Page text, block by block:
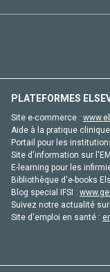
PLATEFORMES
Site e-commerce :
Aide à la pratique
Portail pour les
Site d'information sur
E-learning pour les
Bibliothèque d'e-books
Blog special IFSI :
Suivez notre actualité
Site d'emploi en santé :